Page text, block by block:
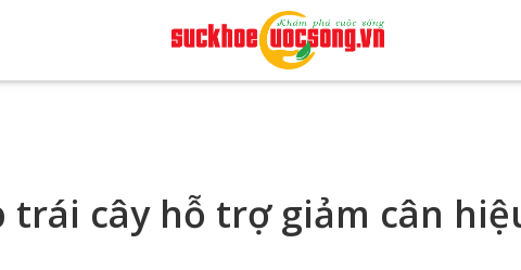
trái cây hỗ trợ giảm cân